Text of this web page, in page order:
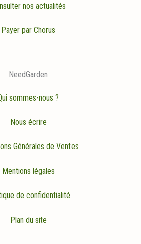
nos actualités
Payer par Chorus
NeedGarden
sommes-nous ?
Nous écrire
Générales de Ventes
Mentions légales
de confidentialité
Plan du site